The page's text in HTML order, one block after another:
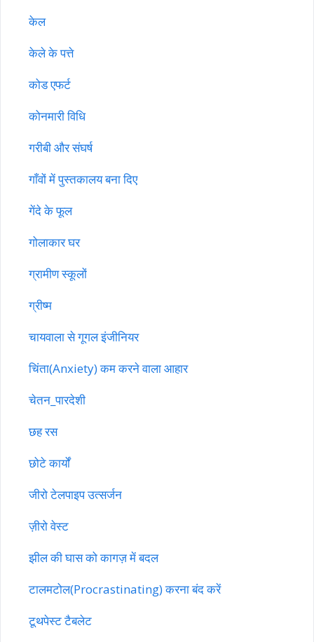
केल
केले के पत्ते
कोड एफर्ट
कोनमारी विधि
गरीबी और संघर्ष
गाँवों में पुस्तकालय बना दिए
गेंदे के फूल
गोलाकार घर
ग्रामीण स्कूलों
ग्रीष्म
चायवाला से गूगल इंजीनियर
चिंता(Anxiety) कम करने वाला आहार
चेतन_पारदेशी
छह रस
छोटे कार्यों
जीरो टेलपाइप उत्सर्जन
ज़ीरो वेस्ट
झील की घास को कागज़ में बदल
टालमटोल(Procrastinating) करना बंद करें
टूथपेस्ट टैबलेट